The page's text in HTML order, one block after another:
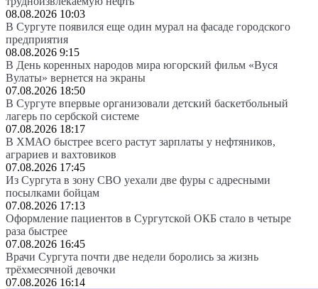
08.08.2026 10:03
В Сургуте появился еще один мурал на фасаде городского
предприятия
08.08.2026 9:15
В День коренных народов мира югорский фильм «Вуся
Вулаты» вернется на экраны
07.08.2026 18:50
В Сургуте впервые организовали детский баскетбольный
лагерь по сербской системе
07.08.2026 18:17
В ХМАО быстрее всего растут зарплаты у нефтяников,
аграриев и вахтовиков
07.08.2026 17:45
Из Сургута в зону СВО уехали две фуры с адресными
посылками бойцам
07.08.2026 17:13
Оформление пациентов в Сургутской ОКБ стало в четыре
раза быстрее
07.08.2026 16:45
Врачи Сургута почти две недели боролись за жизнь
трёхмесячной девочки
07.08.2026 16:14